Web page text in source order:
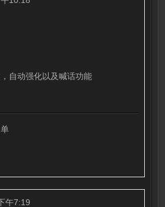
自动强化以及喊话功能
午7:19